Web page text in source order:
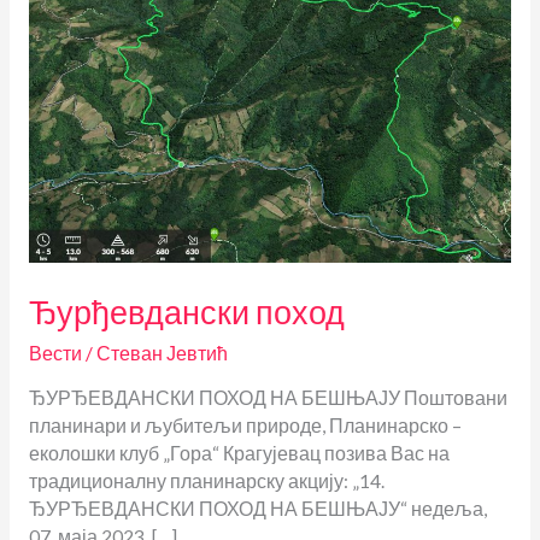
Ђурђевдански поход
Вести /Стеван Јевтић
ЂУРЂЕВДАНСКИ ПОХОД НА БЕШЊАЈУ Поштовани
планинари и љубитељи природе, Планинарско –
еколошки клуб „Гора“ Крагујевац позива Вас на
традиционалну планинарску акцију: „14.
ЂУРЂЕВДАНСКИ ПОХОД НА БЕШЊАЈУ“ недеља,